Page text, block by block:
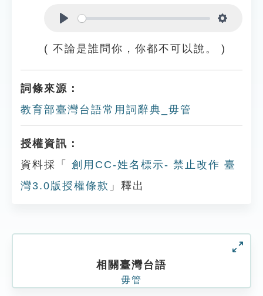
( 不論是誰問你，你都不可以說。 )
詞條來源：
教育部臺灣台語常用詞辭典_毋管
授權資訊：
資料採「
創用CC-姓名標示- 禁止改作 臺
灣3.0版授權條款 」釋出
相關臺灣台語
毋管